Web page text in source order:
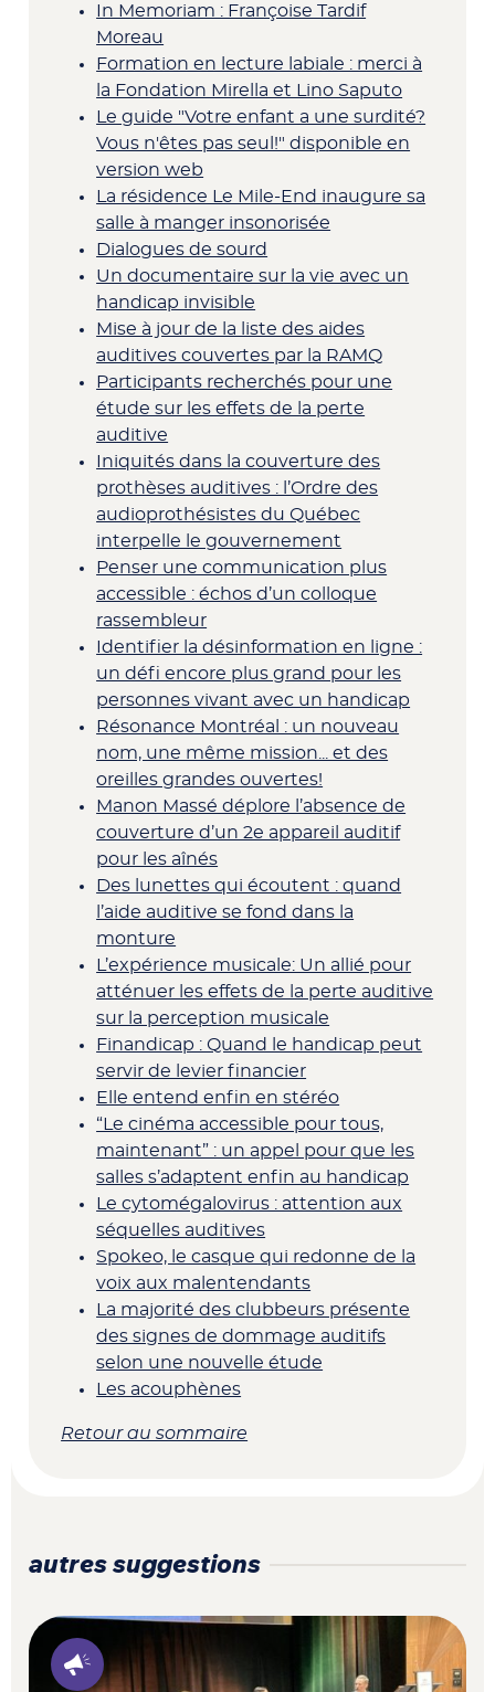
In Memoriam : Françoise Tardif
Moreau
Formation en lecture labiale : merci à
la Fondation Mirella et Lino Saputo
Le guide "Votre enfant a une surdité?
Vous n'êtes pas seul!" disponible en
version web
La résidence Le Mile-End inaugure sa
salle à manger insonorisée
Dialogues de sourd
Un documentaire sur la vie avec un
handicap invisible
Mise à jour de la liste des aides
auditives couvertes par la RAMQ
Participants recherchés pour une
étude sur les effets de la perte
auditive
Iniquités dans la couverture des
prothèses auditives : l’Ordre des
audioprothésistes du Québec
interpelle le gouvernement
Penser une communication plus
accessible : échos d’un colloque
rassembleur
Identifier la désinformation en ligne :
un défi encore plus grand pour les
personnes vivant avec un handicap
Résonance Montréal : un nouveau
nom, une même mission... et des
oreilles grandes ouvertes!
Manon Massé déplore l’absence de
couverture d’un 2e appareil auditif
pour les aînés
Des lunettes qui écoutent : quand
l’aide auditive se fond dans la
monture
L’expérience musicale: Un allié pour
atténuer les effets de la perte auditive
sur la perception musicale
Finandicap : Quand le handicap peut
servir de levier financier
Elle entend enfin en stéréo
“Le cinéma accessible pour tous,
maintenant” : un appel pour que les
salles s’adaptent enfin au handicap
Le cytomégalovirus : attention aux
séquelles auditives
Spokeo, le casque qui redonne de la
voix aux malentendants
La majorité des clubbeurs présente
des signes de dommage auditifs
selon une nouvelle étude
Les acouphènes
Retour au sommaire
autres suggestions